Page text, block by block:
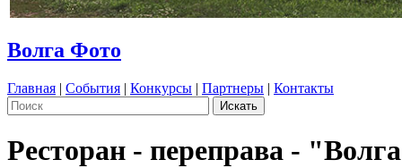
Волга Фото
Главная | События | Конкурсы | Партнеры | Контакты
Ресторан - переправа -